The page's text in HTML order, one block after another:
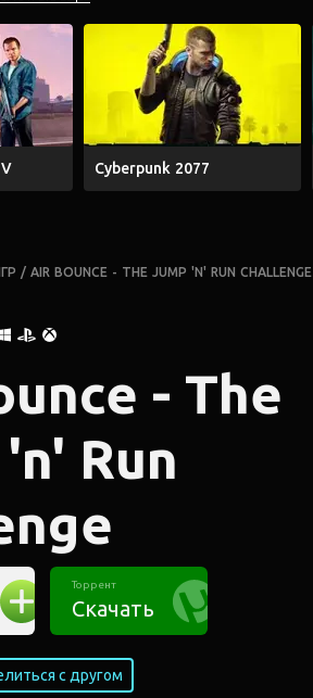
Cyberpunk 2077
/ AIR BOUNCE - THE JUMP 'N' RUN CHALLENGE
- The
Run
Торрент
Скачать
с другом